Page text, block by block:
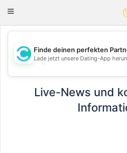
olombia
Toggle
💖
Finde deinen perfekten
Lade jetzt unsere Dating-App
Live-News und